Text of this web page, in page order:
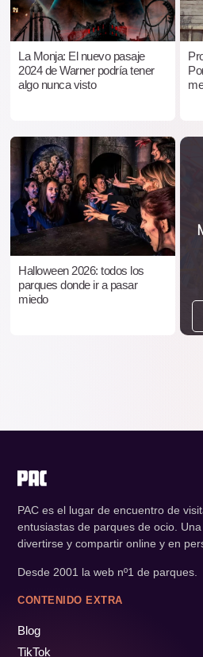
La Monja: El nuevo pasaje
2024 de Warner podría tener
algo nunca visto
Halloween 2026: todos los
parques donde ir a pasar
miedo
PAC es el lugar de encuentro de
entusiastas de parques de ocio.
divertirse y compartir online y en
Desde 2001 la web nº1 de parques.
CONTENIDO EXTRA
Blog
TikTok